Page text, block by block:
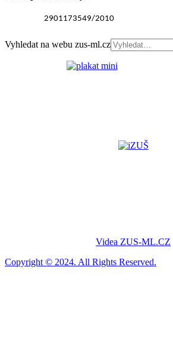
2901173549/2010
Vyhledat na webu zus-ml.cz
Videa ZUS-ML.CZ
Copyright © 2024. All Rights Reserved.